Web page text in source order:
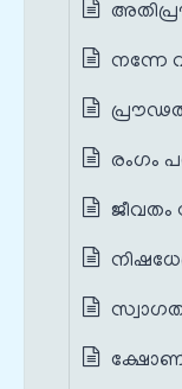
നന്നേ
രംഗം
ജീവതം